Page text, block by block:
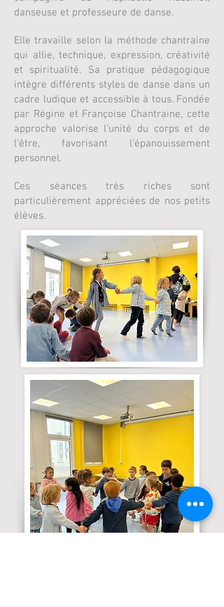
danseuse et professeure de danse.
Elle travaille selon la méthode chantraine
qui allie, technique, expression, créativité
et spiritualité. Sa pratique pédagogique
intègre différents styles de danse dans un
cadre ludique et accessible à tous. Fondée
par Régine et Françoise Chantraine, cette
approche valorise l’unité du corps et de
l’être, favorisant l'épanouissement
personnel.
Ces séances très riches sont
particulièrement appréciées de nos petits
élèves.